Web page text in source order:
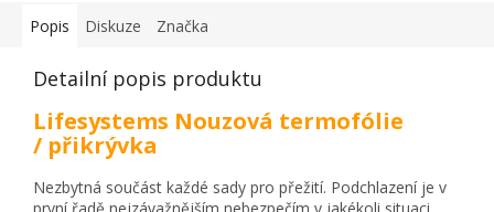
Popis Diskuze Značka
Detailní popis produktu
Lifesystems Nouzová termofólie
/ přikrývka
Nezbytná součást každé sady pro přežití. Podchlazení je v
první řadě nejzávažnějším nebezpečím v jakékoli situaci